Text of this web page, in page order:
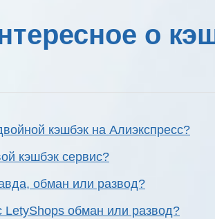
о
кэшбэк на Алиэкспресс?
кэшбэк сервис?
обман или развод?
LetyShops обман или развод?